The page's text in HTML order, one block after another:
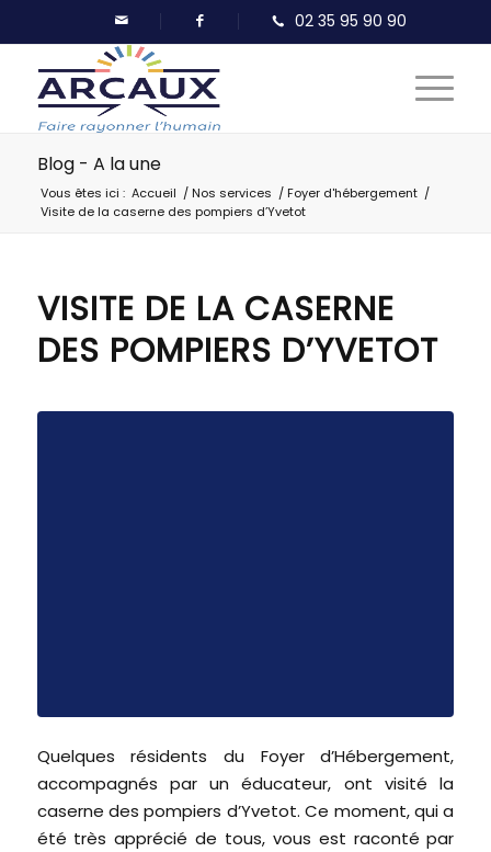
Blog - A la une
Vous êtes ici : Accueil / Nos services / Foyer d'hébergement /
Visite de la caserne des pompiers d’Yvetot
VISITE DE LA CASERNE
DES POMPIERS D’YVETOT
Quelques résidents du Foyer d’Hébergement,
accompagnés par un éducateur, ont visité la
caserne des pompiers d’Yvetot. Ce moment, qui a
été très apprécié de tous, vous est raconté par